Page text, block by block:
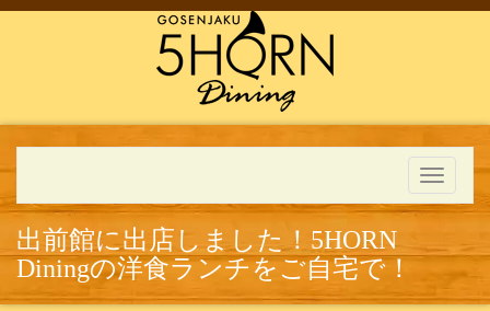
Toggle
出前館に出店しました！5HORN
Diningの洋食ランチをご自宅で！